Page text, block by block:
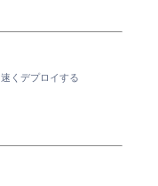
くデプロイする